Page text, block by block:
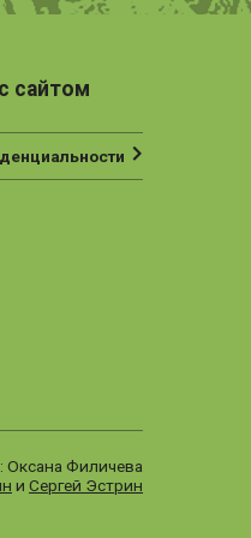
сайтом
Оксана Филичева
и Сергей Эстрин